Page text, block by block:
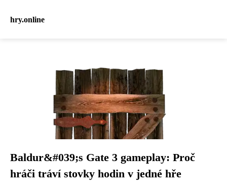
hry.online
Baldur&#039;s Gate 3 gameplay: Proč
hráči tráví stovky hodin v jedné hře